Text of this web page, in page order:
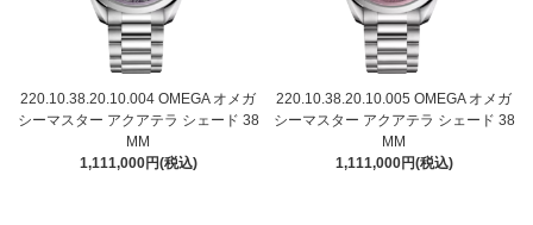
220.10.38.20.10.004 OMEGA オメガ
シーマスター アクアテラ シェード 38
MM
1,111,000円(税込)
220.10.38.20.10.005 OMEGA オメガ
シーマスター アクアテラ シェード 38
MM
1,111,000円(税込)